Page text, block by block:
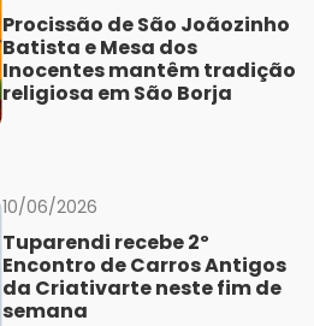
Procissão de São Joãozinho
Batista e Mesa dos
Inocentes mantêm tradição
religiosa em São Borja
10/06/2026
Tuparendi recebe 2º
Encontro de Carros Antigos
da Criativarte neste fim de
semana